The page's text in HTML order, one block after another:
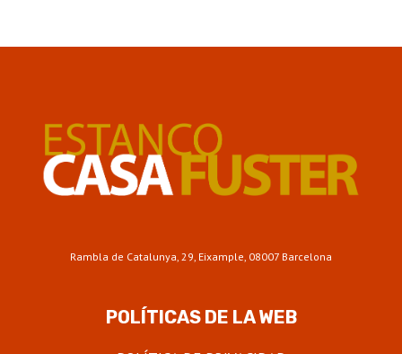
Rambla de Catalunya, 29, Eixample, 08007 Barcelona
POLÍTICAS DE LA WEB